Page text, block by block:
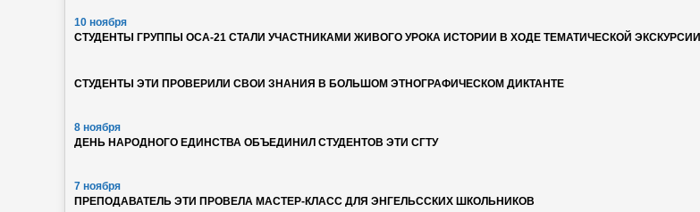
10 ноября
СТУДЕНТЫ ГРУППЫ ОСА-21 СТАЛИ УЧАСТНИКАМИ ЖИВОГО УРОКА ИСТОРИИ В ХОДЕ ТЕМАТИЧЕСКОЙ ЭКСКУРСИИ
СТУДЕНТЫ ЭТИ ПРОВЕРИЛИ СВОИ ЗНАНИЯ В БОЛЬШОМ ЭТНОГРАФИЧЕСКОМ ДИКТАНТЕ
8 ноября
ДЕНЬ НАРОДНОГО ЕДИНСТВА ОБЪЕДИНИЛ СТУДЕНТОВ ЭТИ СГТУ
7 ноября
ПРЕПОДАВАТЕЛЬ ЭТИ ПРОВЕЛА МАСТЕР-КЛАСС ДЛЯ ЭНГЕЛЬССКИХ ШКОЛЬНИКОВ